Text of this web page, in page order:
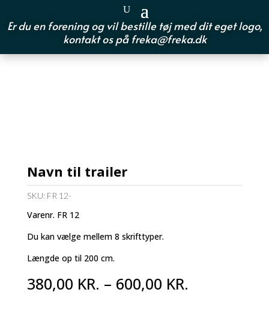
Er du en forening og vil bestille tøj med dit eget logo,
kontakt os på freka@freka.dk
Navn til trailer
SKU: FR 12-
Varenr. FR 12
Du kan vælge mellem 8 skrifttyper.
Længde op til 200 cm.
380,00 KR. – 600,00 KR.